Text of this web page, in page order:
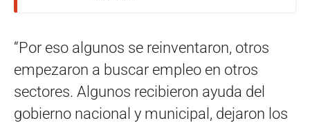
“Por eso algunos se reinventaron, otros
empezaron a buscar empleo en otros
sectores. Algunos recibieron ayuda del
gobierno nacional y municipal, dejaron los